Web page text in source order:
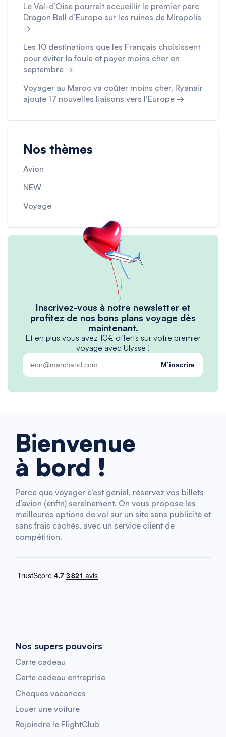
Le Val-d’Oise pourrait accueillir le premier parc
Dragon Ball d’Europe sur les ruines de Mirapolis
→
Les 10 destinations que les Français choisissent
pour éviter la foule et payer moins cher en
septembre →
Voyager au Maroc va coûter moins cher, Ryanair
ajoute 17 nouvelles liaisons vers l’Europe →
Nos thèmes
Avion
NEW
Voyage
Inscrivez-vous à notre newsletter et
profitez de nos bons plans voyage dès
maintenant.
Et en plus vous avez 10€ offerts sur votre premier
voyage avec Ulysse !
M’inscrire
Bienvenue
à bord !
Parce que voyager c’est génial, réservez vos billets
d’avion (enfin) sereinement. On vous propose les
meilleures options de vol sur un site sans publicité et
sans frais cachés, avec un service client de
compétition.
Nos supers pouvoirs
Carte cadeau
Carte cadeau entreprise
Chèques vacances
Louer une voiture
Rejoindre le FlightClub